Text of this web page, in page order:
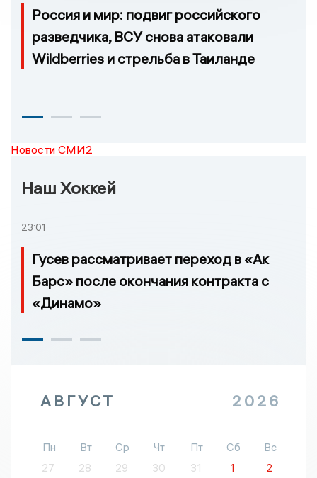
Россия и мир: подвиг российского
разведчика, ВСУ снова атаковали
Wildberries и стрельба в Таиланде
Новости СМИ2
Наш Хоккей
23:01
Гусев рассматривает переход в «Ак
Барс» после окончания контракта с
«Динамо»
АВГУСТ 2026
Пн Вт Ср Чт Пт Сб
Вс
27
28 29 30 31 1 2